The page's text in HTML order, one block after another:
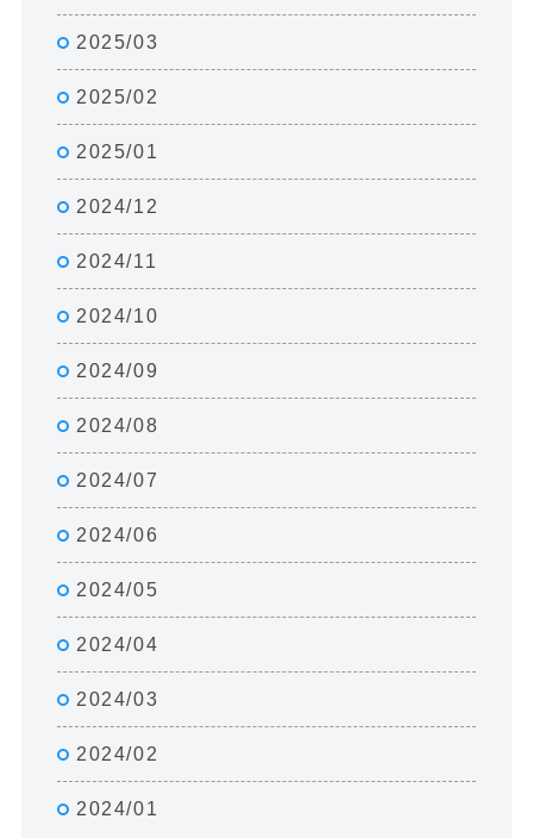
2025/03
2025/02
2025/01
2024/12
2024/11
2024/10
2024/09
2024/08
2024/07
2024/06
2024/05
2024/04
2024/03
2024/02
2024/01